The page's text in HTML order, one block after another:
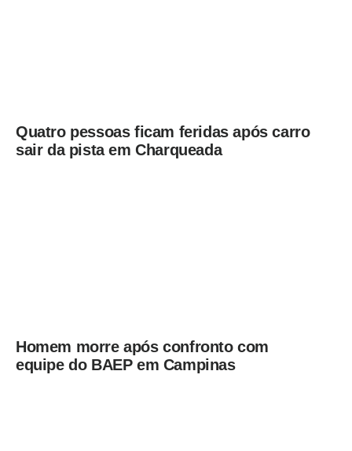
Quatro pessoas ficam feridas após carro
sair da pista em Charqueada
Homem morre após confronto com
equipe do BAEP em Campinas